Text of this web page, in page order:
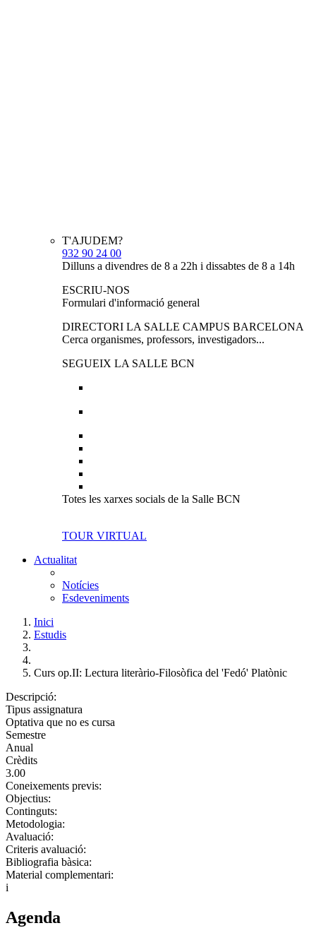
T'AJUDEM?
932 90 24 00
Dilluns a divendres de 8 a 22h i dissabtes de 8 a 14h
ESCRIU-NOS
Formulari d'informació general
DIRECTORI LA SALLE CAMPUS BARCELONA
Cerca organismes, professors, investigadors...
SEGUEIX LA SALLE BCN
Totes les xarxes socials de la Salle BCN
TOUR VIRTUAL
Actualitat
Notícies
Esdeveniments
Inici
Estudis
Curs op.II: Lectura literàrio-Filosòfica del 'Fedó' Platònic
Descripció:
Tipus assignatura
Optativa que no es cursa
Semestre
Anual
Crèdits
3.00
Coneixements previs:
Objectius:
Continguts:
Metodologia:
Avaluació:
Criteris avaluació:
Bibliografia bàsica:
Material complementari:
i
Agenda